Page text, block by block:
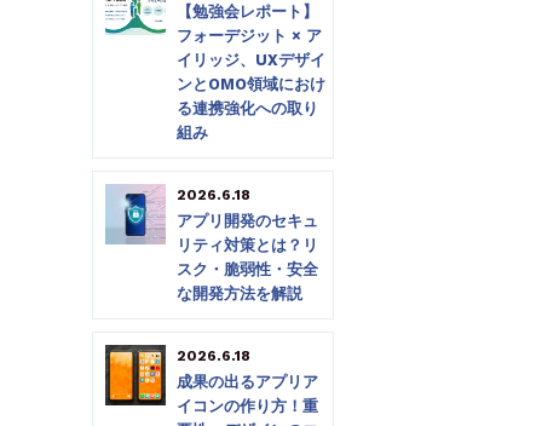
【勉強会レポート】
フォーデジット × ア
イリッジ、UXデザイ
ンとOMO領域におけ
る連携強化への取り
組み
2026.6.18
アプリ開発のセキュ
リティ対策とは？リ
スク・脆弱性・安全
な開発方法を解説
2026.6.18
成果の出るアプリア
イコンの作り方！重